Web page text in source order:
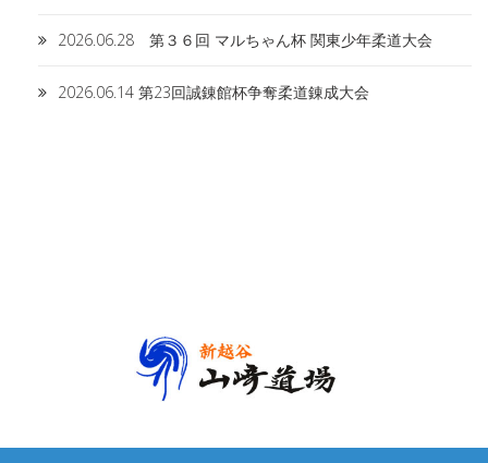
2026.06.28 第３６回 マルちゃん杯 関東少年柔道大会
2026.06.14 第23回誠錬館杯争奪柔道錬成大会